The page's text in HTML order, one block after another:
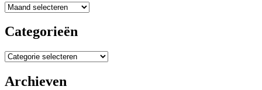
Archieven
Categorieën
Categorieën
Archieven